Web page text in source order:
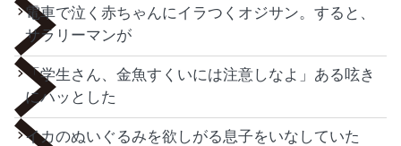
電車で泣く赤ちゃんにイラつくオジサン。すると、
サラリーマンが
「学生さん、金魚すくいには注意しなよ」ある呟き
にハッとした
イカのぬいぐるみを欲しがる息子をいなしていた